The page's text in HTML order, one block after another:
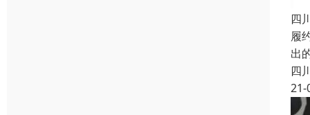
四
履
出
四
21-